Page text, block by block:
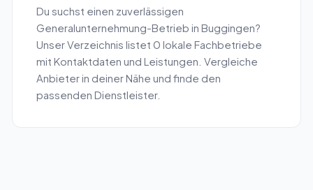
Du suchst einen zuverlässigen
Generalunternehmung-Betrieb in Buggingen?
Unser Verzeichnis listet 0 lokale Fachbetriebe
mit Kontaktdaten und Leistungen. Vergleiche
Anbieter in deiner Nähe und finde den
passenden Dienstleister.